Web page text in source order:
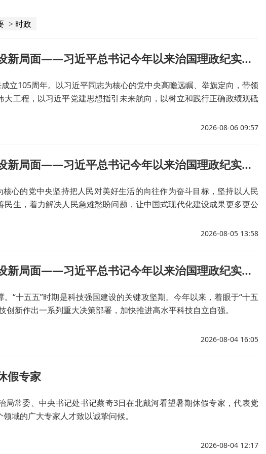
> 时政
奋力开创中国式现代化建设新局面——习近平总书记今年以来治国理政纪实丨砥砺初心使命 把党建设得更加坚强有力
立105周年。以习近平同志为核心的党中央高瞻远瞩、举旗定向，带领
工程，以习近平党建思想指引未来航向，以树立和践行正确政绩观砥
2026-08-06 09:57
奋力开创中国式现代化建设新局面——习近平总书记今年以来治国理政纪实丨把老百姓关切的事一件一件办好
核心的党中央坚持把人民对美好生活的向往作为奋斗目标，坚持以人民
生，着力解决人民急难愁盼问题，让中国式现代化建设成果更多更公
2026-08-05 13:58
奋力开创中国式现代化建设新局面——习近平总书记今年以来治国理政纪实丨扎扎实实以科技创新支撑和引领中国式现代化
“十五五”时期是科技强国建设的关键攻坚期。今年以来，着眼于“十五
创新作出一系列重大决策部署，加快推进高水平科技自立自强。
2026-08-04 16:05
假专家
局常委、中央书记处书记蔡奇3日在北戴河看望暑期休假专家，代表党
域的广大专家人才致以诚挚问候。
2026-08-04 12:17